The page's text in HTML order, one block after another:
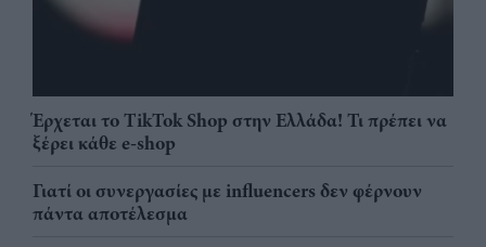
Έρχεται το TikTok Shop στην Ελλάδα! Τι πρέπει να
ξέρει κάθε e-shop
Γιατί οι συνεργασίες με influencers δεν φέρνουν
πάντα αποτέλεσμα